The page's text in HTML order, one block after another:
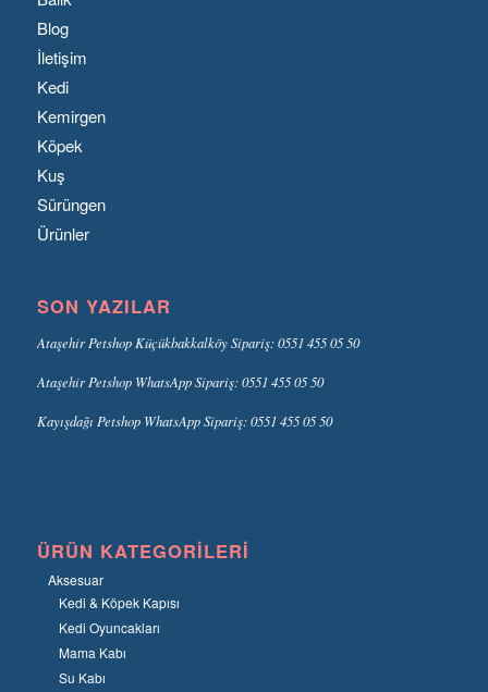
Blog
İletişim
Kedi
Kemirgen
Köpek
Kuş
Sürüngen
Ürünler
SON YAZILAR
Ataşehir Petshop Küçükbakkalköy Sipariş: 0551 455 05 50
Ataşehir Petshop WhatsApp Sipariş: 0551 455 05 50
Kayışdağı Petshop WhatsApp Sipariş: 0551 455 05 50
ÜRÜN KATEGORILERI
Aksesuar
Kedi & Köpek Kapısı
Kedi Oyuncakları
Mama Kabı
Su Kabı